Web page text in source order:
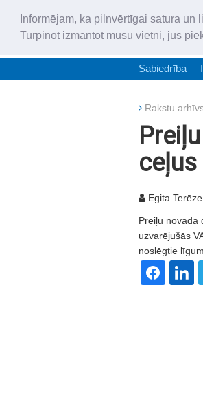
Informējam, ka pilnvērtīgai satura
Turpinot izmantot mūsu vietni, jūs
Sabiedrība
Rakstu
ceļus
Egita
Preiļu novada
uzvarējušās
noslēgtie